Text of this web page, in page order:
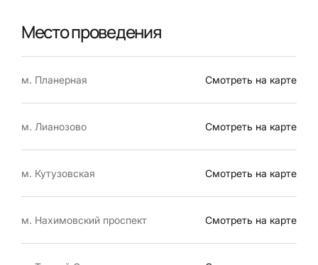
Место проведения
м. Планерная Смотреть на карте
м. Лианозово Смотреть на карте
м. Кутузовская Смотреть на карте
м. Нахимовский проспект Смотреть на карте